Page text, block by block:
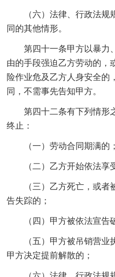
（六）法律、行政法
同的其他情形。
第四十一条甲方以暴力
由的手段强迫乙方劳动的，
险作业危及乙方人身安全的
同，不需事先告知甲方。
第四十二条有下列情形
终止：
（一）劳动合同期满的；
（二）乙方开始依法享
（三）乙方死亡，或
告失踪的；
（四）甲方被依法宣告
（五）甲方被吊销营
甲方决定提前解散的；